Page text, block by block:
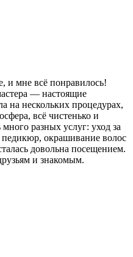
и мне всё понравилось!
— настоящие
на нескольких процедурах,
всё чистенько и
разных услуг: уход за
окрашивание волос
довольна посещением.
и знакомым.